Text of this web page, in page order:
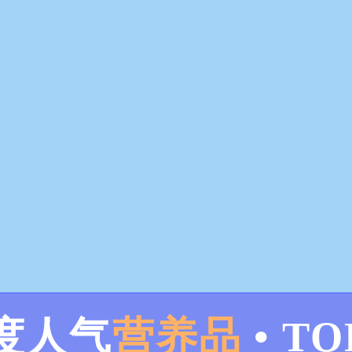
人气营养品 •